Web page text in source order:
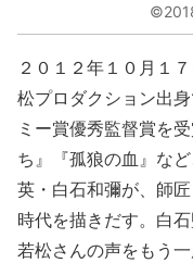
２０１２年１０月１
松プロダクション出
ミー賞優秀監督賞を
ち』『孤狼の血』な
英・白石和彌が、師
時代を描きだす。白
若松さんの声をもう